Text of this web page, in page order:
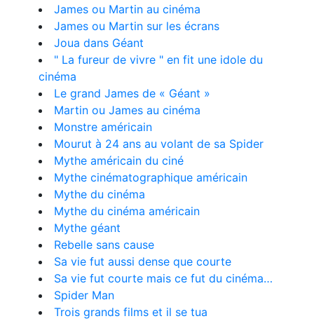
James ou Martin au cinéma
James ou Martin sur les écrans
Joua dans Géant
" La fureur de vivre " en fit une idole du
cinéma
Le grand James de « Géant »
Martin ou James au cinéma
Monstre américain
Mourut à 24 ans au volant de sa Spider
Mythe américain du ciné
Mythe cinématographique américain
Mythe du cinéma
Mythe du cinéma américain
Mythe géant
Rebelle sans cause
Sa vie fut aussi dense que courte
Sa vie fut courte mais ce fut du cinéma…
Spider Man
Trois grands films et il se tua